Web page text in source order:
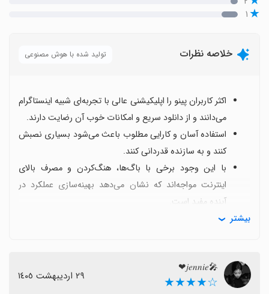
۱
خلاصه نظرات تولید شده با هوش مصنوعی
اکثر کاربران پینو را اپلیکیشنی عالی با تجربه‌ای شبیه اینستاگرام
می‌دانند و از دانلود سریع و امکانات خوب آن رضایت دارند.
استفاده آسان و کارایی مطلوب باعث می‌شود بسیاری نصبش
کنند و به سازنده قدردانی کنند.
با این وجود برخی با باگ‌ها، هنگ‌کردن و مصرف بالای
اینترنت مواجه‌اند که نشان می‌دهد بهینه‌سازی عملکرد در
آینده مفید است.
چند کاربر از مزاحمت‌های پیام خصوصی و رفتار ناخوشایند
می‌شود.
کسانی که مدت طولانی از پینو استفاده کرده‌اند تجربه مثبت
بیشتر
🎤𝑗𝑒𝑛𝑛𝑖𝑒❤
☆★★★★ ٢٩ اردیبهشت ١٤٠٥